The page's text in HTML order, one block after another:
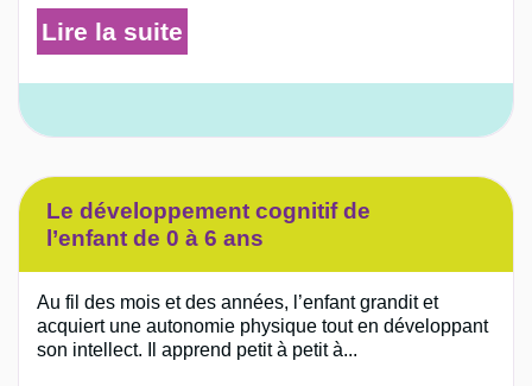
Lire la suite
Le développement cognitif de
l’enfant de 0 à 6 ans
Au fil des mois et des années, l’enfant grandit et
acquiert une autonomie physique tout en développant
son intellect. Il apprend petit à petit à...